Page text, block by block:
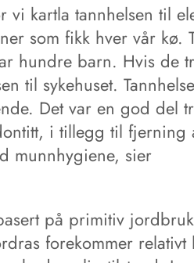
kartla tannhelsen til
som fikk hver vår kø.
hundre barn. Hvis de
til sykehuset.
Det var en god del
i tillegg til fjerning
munnhygiene, sier
på primitiv
forekommer